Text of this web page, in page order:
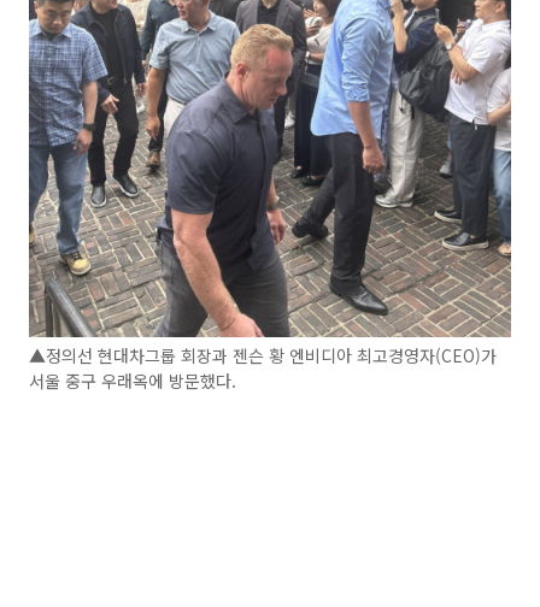
▲정의선 현대차그룹 회장과 젠슨 황 엔비디아 최고경영자(CEO)가
서울 중구 우래옥에 방문했다.